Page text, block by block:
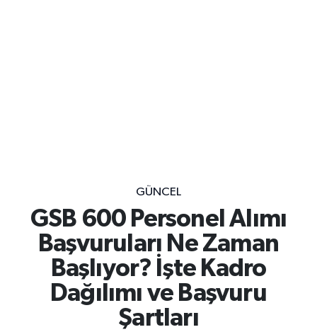
GÜNCEL
GSB 600 Personel Alımı
Başvuruları Ne Zaman
Başlıyor? İşte Kadro
Dağılımı ve Başvuru
Şartları